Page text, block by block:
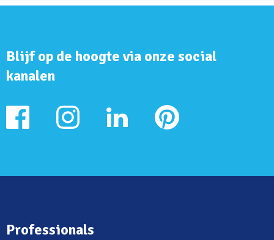
Blijf op de hoogte via onze social
kanalen
Professionals